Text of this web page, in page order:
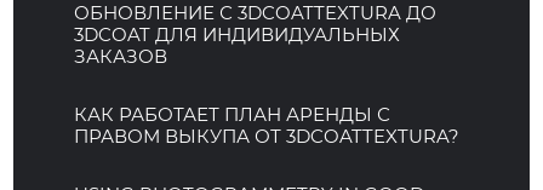
ОБНОВЛЕНИЕ С 3DCOATTEXTURA ДО
3DCOAT ДЛЯ ИНДИВИДУАЛЬНЫХ
ЗАКАЗОВ
КАК РАБОТАЕТ ПЛАН АРЕНДЫ С
ПРАВОМ ВЫКУПА ОТ 3DCOATTEXTURA?